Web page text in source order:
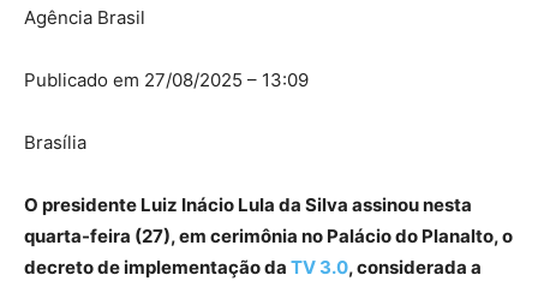
Agência Brasil
Publicado em 27/08/2025 – 13:09
Brasília
O presidente Luiz Inácio Lula da Silva assinou nesta
quarta-feira (27), em cerimônia no Palácio do Planalto, o
decreto de implementação da TV 3.0, considerada a